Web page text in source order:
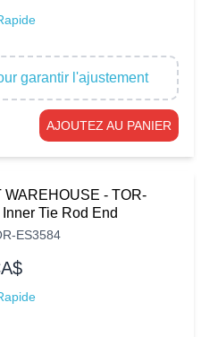
garantir l'ajustement
AJOUTEZ AU PANIER
WAREHOUSE - TOR-
Tie Rod End
ES3584